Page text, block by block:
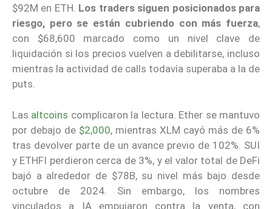
$92M en ETH. Los traders siguen posicionados para
riesgo, pero se están cubriendo con más fuerza,
con $68,600 marcado como un nivel clave de
liquidación si los precios vuelven a debilitarse, incluso
mientras la actividad de calls todavía superaba a la de
puts.
Las altcoins complicaron la lectura. Ether se mantuvo
por debajo de $2,000, mientras XLM cayó más de 6%
tras devolver parte de un avance previo de 102%. SUI
y ETHFI perdieron cerca de 3%, y el valor total de DeFi
bajó a alrededor de $78B, su nivel más bajo desde
octubre de 2024. Sin embargo, los nombres
vinculados a IA empujaron contra la venta, con